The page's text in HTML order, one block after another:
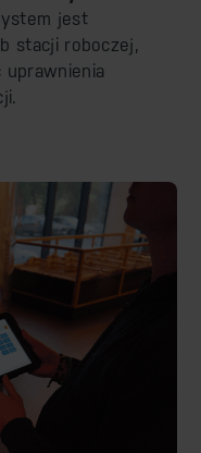
jest
stacji roboczej,